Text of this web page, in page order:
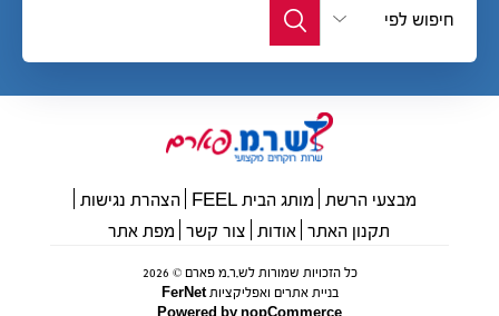
חיפוש לפי
מבצעי הרשת מותג הבית FEEL
הצהרת נגישות
תקנון האתר אודות צור קשר מפת אתר
כל הזכויות שמורות לש.ר.מ פארם © 2026
בניית אתרים ואפליקציות FerNet